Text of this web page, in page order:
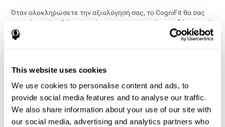
This website uses cookies
We use cookies to personalise content and ads, to
provide social media features and to analyse our traffic.
We also share information about your use of our site with
our social media, advertising and analytics partners who
Όταν ολοκληρώσετε την αξιολόγησή σας, το CogniFit θα σας
προτείνει μία αξιόπιστη μέτρηση της νοητικής σου δύναμης. Η
πατενταρισμένη τεχνολογία μας θα δημιουργήσει ένα πεδίο
εξατομικευμένης προπόνησης που προσαρμόζεται στις
ασκήσεις και την νοητική προπόνηση.Επίσης μπορεί να
αποφασίσει τί είδος εκπαίδευσης θα σου άρεσε να κάνεις και
τι νοητικές ικανότητες προτιμάς να προπονήσης.
Όλες οι νοητικές ασκήσεις προπόνησης είναι διαθέσιμες στο
διαδίκτυο, ώστε να μπορείτε εύκολα να αρχίσετε την